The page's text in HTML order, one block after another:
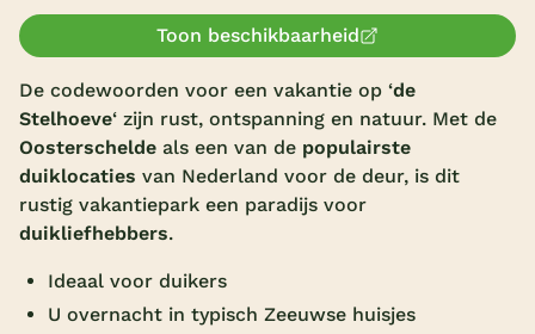
Onze vakantiegidsen
Vakantieparken
Subtropisch zwembad
Overdekt zwembad
Indoor speeltuin
Alle populaire faciliteiten
Toon beschikbaarheid
De codewoorden voor een vakantie op ‘de
Stelhoeve‘ zijn rust, ontspanning en natuur. Met de
Oosterschelde als een van de populairste
duiklocaties van Nederland voor de deur, is dit
rustig vakantiepark een paradijs voor
duikliefhebbers.
Ideaal voor duikers
U overnacht in typisch Zeeuwse huisjes